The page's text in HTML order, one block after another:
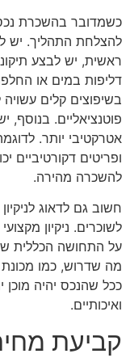
כשמדובר בהשכרת נכס
להצלחת התהליך. יש
ראשית, יש לבצע
דליפות במים או
בשיפוצים קלים
פוטנציאליים.
אטרקטיבי יותר.
ופריטים דקורטיביים
להשכרה מהירה.
חשוב גם לדאוג
לשוכרים. ניקיון
על התחושה הכללית
מה שדרוש, כמו מכונת
ככל שהנכס יהיה מוכן
ואיכותיים.
קביעת